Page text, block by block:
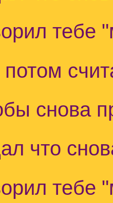
тебе
снова
что
тебе